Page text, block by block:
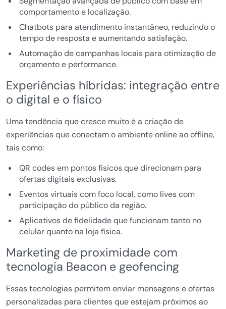
comportamento e localização.
Chatbots para atendimento instantâneo, reduzindo o
tempo de resposta e aumentando satisfação.
Automação de campanhas locais para otimização de
orçamento e performance.
Experiências híbridas: integração entre
o digital e o físico
Uma tendência que cresce muito é a criação de
experiências que conectam o ambiente online ao offline,
tais como:
QR codes em pontos físicos que direcionam para
ofertas digitais exclusivas.
Eventos virtuais com foco local, como lives com
participação do público da região.
Aplicativos de fidelidade que funcionam tanto no
celular quanto na loja física.
Marketing de proximidade com
tecnologia Beacon e geofencing
Essas tecnologias permitem enviar mensagens e ofertas
personalizadas para clientes que estejam próximos ao